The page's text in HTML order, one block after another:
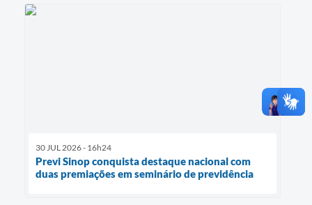
30 JUL 2026 - 16h24
Previ Sinop conquista destaque nacional com
duas premiações em seminário de previdência